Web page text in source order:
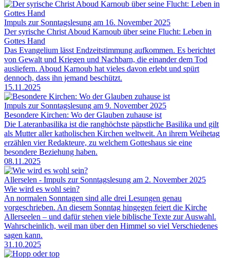
Impuls zur Sonntagslesung am 16. November 2025
Der syrische Christ Aboud Karnoub über seine Flucht: Leben in
Gottes Hand
Das Evangelium lässt Endzeitstimmung aufkommen. Es berichtet
von Gewalt und Kriegen und Nachbarn, die einander dem Tod
ausliefern. Aboud Karnoub hat vieles davon erlebt und spürt
dennoch, dass ihn jemand beschützt.
15.11.2025
Impuls zur Sonntagslesung am 9. November 2025
Besondere Kirchen: Wo der Glauben zuhause ist
Die Lateranbasilika ist die ranghöchste päpstliche Basilika und gilt
als Mutter aller katholischen Kirchen weltweit. An ihrem Weihetag
erzählen vier Redakteure, zu welchem Gotteshaus sie eine
besondere Beziehung haben.
08.11.2025
Allerselen - Impuls zur Sonntagslesung am 2. November 2025
Wie wird es wohl sein?
An normalen Sonntagen sind alle drei Lesungen genau
vorgeschrieben. An diesem Sonntag hingegen feiert die Kirche
Allerseelen – und dafür stehen viele biblische Texte zur Auswahl.
Wahrscheinlich, weil man über den Himmel so viel Verschiedenes
sagen kann.
31.10.2025